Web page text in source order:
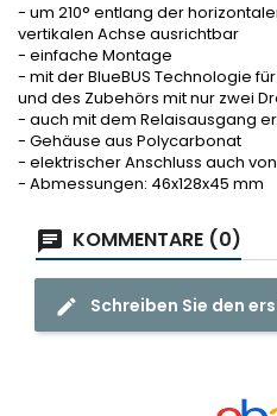
- um 210° entlang der
vertikalen Achse ausrichtbar
- einfache Montage
- mit der BlueBUS Technologie
und des Zubehörs mit nur zwei
- auch mit dem Relaisausgang
- Gehäuse aus Polycarbonat
- elektrischer Anschluss auch
- Abmessungen: 46x128x45 mm
KOMMENTARE (0)
Schreiben Sie den